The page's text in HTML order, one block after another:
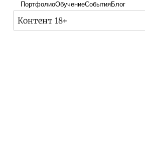
ПортфолиоОбучениеСобытияБлог
Контент 18+